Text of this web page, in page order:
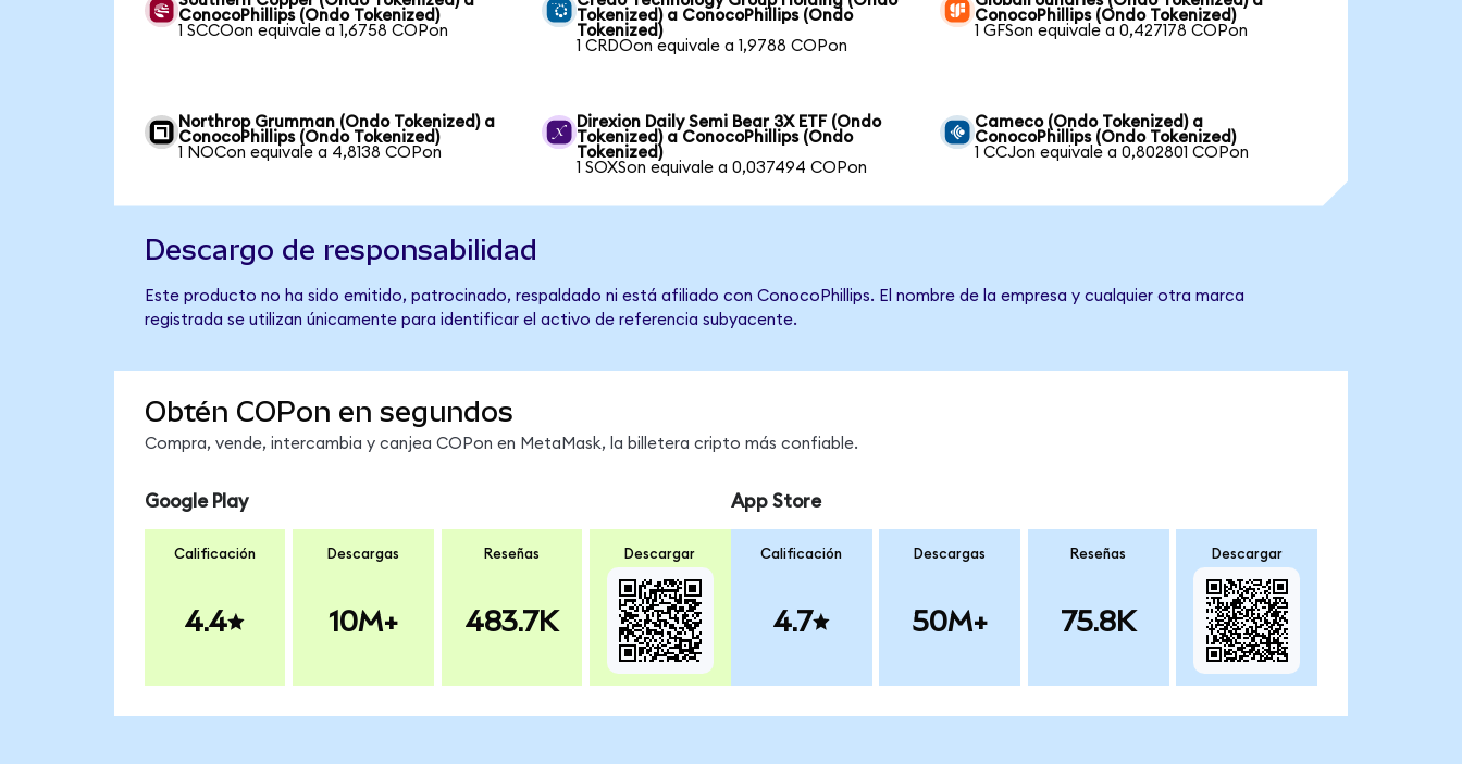
ConocoPhillips (Ondo Tokenized)
1 SCCOon equivale a 1,6758 COPon
Tokenized) a ConocoPhillips (Ondo
Tokenized)
1 CRDOon equivale a 1,9788 COPon
ConocoPhillips (Ondo Tokenized)
1 GFSon equivale a 0,427178 COPon
Northrop Grumman (Ondo Tokenized) a
ConocoPhillips (Ondo Tokenized)
1 NOCon equivale a 4,8138 COPon
Direxion Daily Semi Bear 3X ETF (Ondo
Tokenized) a ConocoPhillips (Ondo
Tokenized)
1 SOXSon equivale a 0,037494 COPon
Cameco (Ondo Tokenized) a
ConocoPhillips (Ondo Tokenized)
1 CCJon equivale a 0,802801 COPon
Descargo de responsabilidad
Este producto no ha sido emitido, patrocinado, respaldado ni está afiliado con ConocoPhillips. El nombre de la empresa y cualquier otra marca
registrada se utilizan únicamente para identificar el activo de referencia subyacente.
Obtén COPon en segundos
Compra, vende, intercambia y canjea COPon en MetaMask, la billetera cripto más confiable.
Google Play
Calificación
4.4
Descargas
10M+
Reseñas
483.7K
Descargar
App Store
Calificación
4.7
Descargas
50M+
Reseñas
75.8K
Descargar